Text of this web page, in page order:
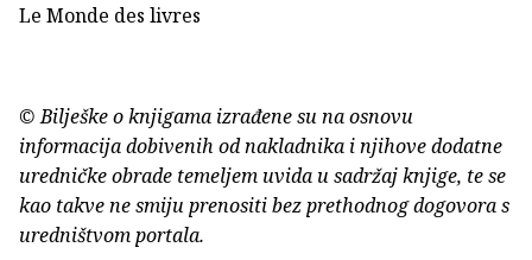
Le Monde des livres
© Bilješke o knjigama izrađene su na osnovu
informacija dobivenih od nakladnika i njihove dodatne
uredničke obrade temeljem uvida u sadržaj knjige, te se
kao takve ne smiju prenositi bez prethodnog dogovora s
uredništvom portala.